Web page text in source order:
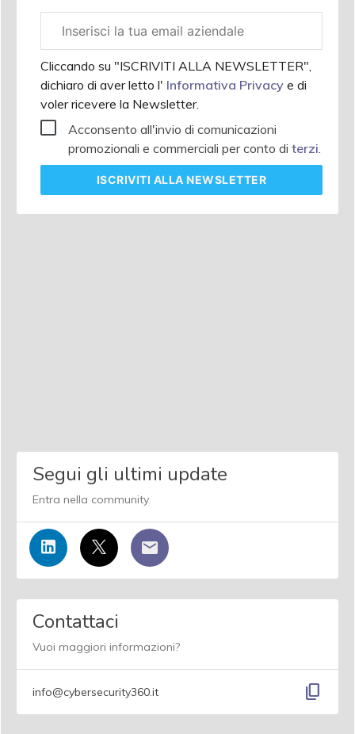
aziendale
Cliccando su "ISCRIVITI ALLA NEWSLETTER",
dichiaro di aver letto l' Informativa Privacy e di
voler ricevere la Newsletter.
Acconsento all'invio di comunicazioni
promozionali e commerciali per conto di terzi.
ISCRIVITI ALLA NEWSLETTER
Segui gli ultimi update
Entra nella community
Contattaci
Vuoi maggiori informazioni?
info@cybersecurity360.it content_copy